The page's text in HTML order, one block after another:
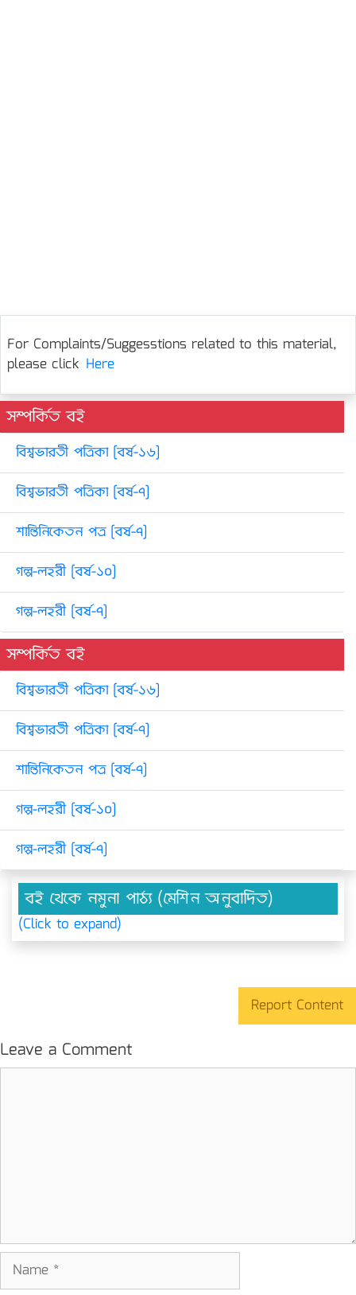
For Complaints/Suggesstions related to this material,
please click Here
সম্পর্কিত বই
বিশ্বভারতী পত্রিকা [বর্ষ-১৬]
বিশ্বভারতী পত্রিকা [বর্ষ-৭]
শান্তিনিকেতন পত্র [বর্ষ-৭]
গল্প-লহরী [বর্ষ-১০]
গল্প-লহরী [বর্ষ-৭]
সম্পর্কিত বই
বিশ্বভারতী পত্রিকা [বর্ষ-১৬]
বিশ্বভারতী পত্রিকা [বর্ষ-৭]
শান্তিনিকেতন পত্র [বর্ষ-৭]
গল্প-লহরী [বর্ষ-১০]
গল্প-লহরী [বর্ষ-৭]
বই থেকে নমুনা পাঠ্য (মেশিন অনুবাদিত)
(Click to expand)
Report Content
Leave a Comment
Name